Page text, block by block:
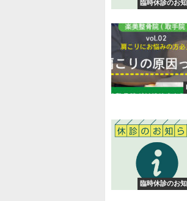
臨時休診のお
臨時休診のお